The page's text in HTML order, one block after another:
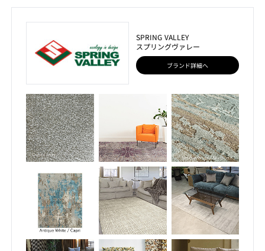
SPRING VALLEY
スプリングヴァレー
ブランド詳細へ